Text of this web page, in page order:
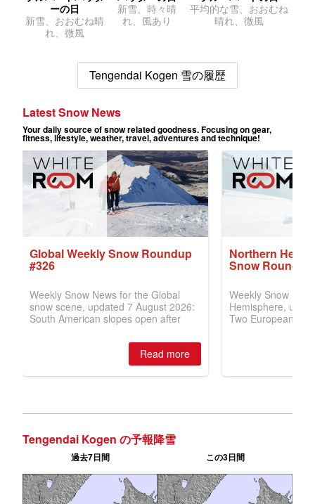
ーの日
新雪、おおむね晴
れ、微風
新雪、時々晴
れ、風あり
平均的な雪、おおむね
晴れ、微風
Tengendai Kogen 雪の履歴
Tengendai Kogen の予報降雪
過去7日間 この3日間